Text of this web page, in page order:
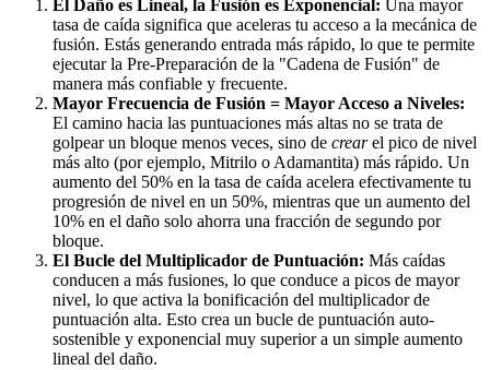
El Daño es Lineal, la Fusión es Exponencial: Una mayor
tasa de caída significa que aceleras tu acceso a la mecánica de
fusión. Estás generando entrada más rápido, lo que te permite
ejecutar la Pre-Preparación de la "Cadena de Fusión" de
manera más confiable y frecuente.
Mayor Frecuencia de Fusión = Mayor Acceso a Niveles:
El camino hacia las puntuaciones más altas no se trata de
golpear un bloque menos veces, sino de crearel pico de nivel
más alto (por ejemplo, Mitrilo o Adamantita) más rápido. Un
aumento del 50% en la tasa de caída acelera efectivamente tu
progresión de nivel en un 50%, mientras que un aumento del
10% en el daño solo ahorra una fracción de segundo por
bloque.
El Bucle del Multiplicador de Puntuación: Más caídas
conducen a más fusiones, lo que conduce a picos de mayor
nivel, lo que activa la bonificación del multiplicador de
puntuación alta. Esto crea un bucle de puntuación auto-
sostenible y exponencial muy superior a un simple aumento
lineal del daño.